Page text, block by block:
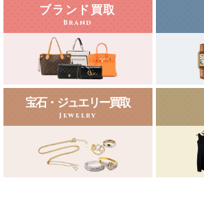
ブランド買取
Brand
宝石・ジュエリー買取
Jewelry